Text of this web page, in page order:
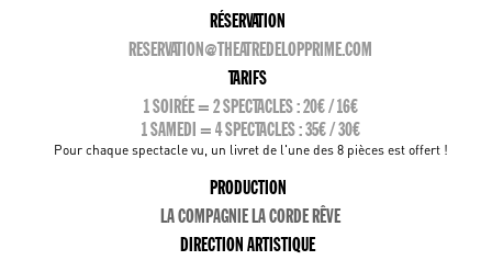
RÉSERVATION
RESERVATION@THEATREDELOPPRIME.COM
TARIFS
1 SOIRÉE = 2 SPECTACLES : 20€ / 16€
1 SAMEDI = 4 SPECTACLES : 35€ / 30€
Pour chaque spectacle vu, un livret de l'une des 8 pièces est offert !
PRODUCTION
LA COMPAGNIE LA CORDE RÊVE
DIRECTION ARTISTIQUE